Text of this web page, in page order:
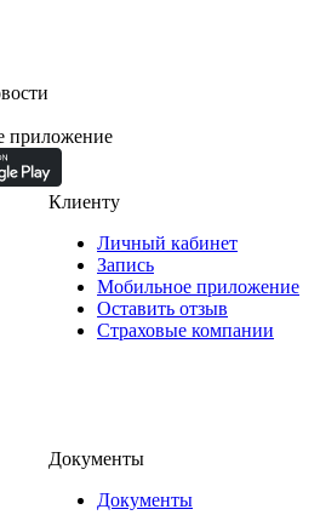
приложение
Клиенту
Личный кабинет
Запись
Мобильное приложение
Оставить отзыв
Страховые компании
Документы
Документы